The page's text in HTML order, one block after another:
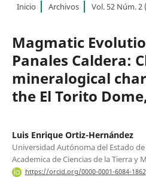
Inicio Archivos Vol. 52 Núm. 2
Magmatic
Panales Caldera:
mineralogical
the El Torito
Luis Enrique Ortiz-Hernández
Universidad Autónoma del Estado de
Academica de Ciencias de la Tierra y
https://orcid.org/0000-0001-6084-1862